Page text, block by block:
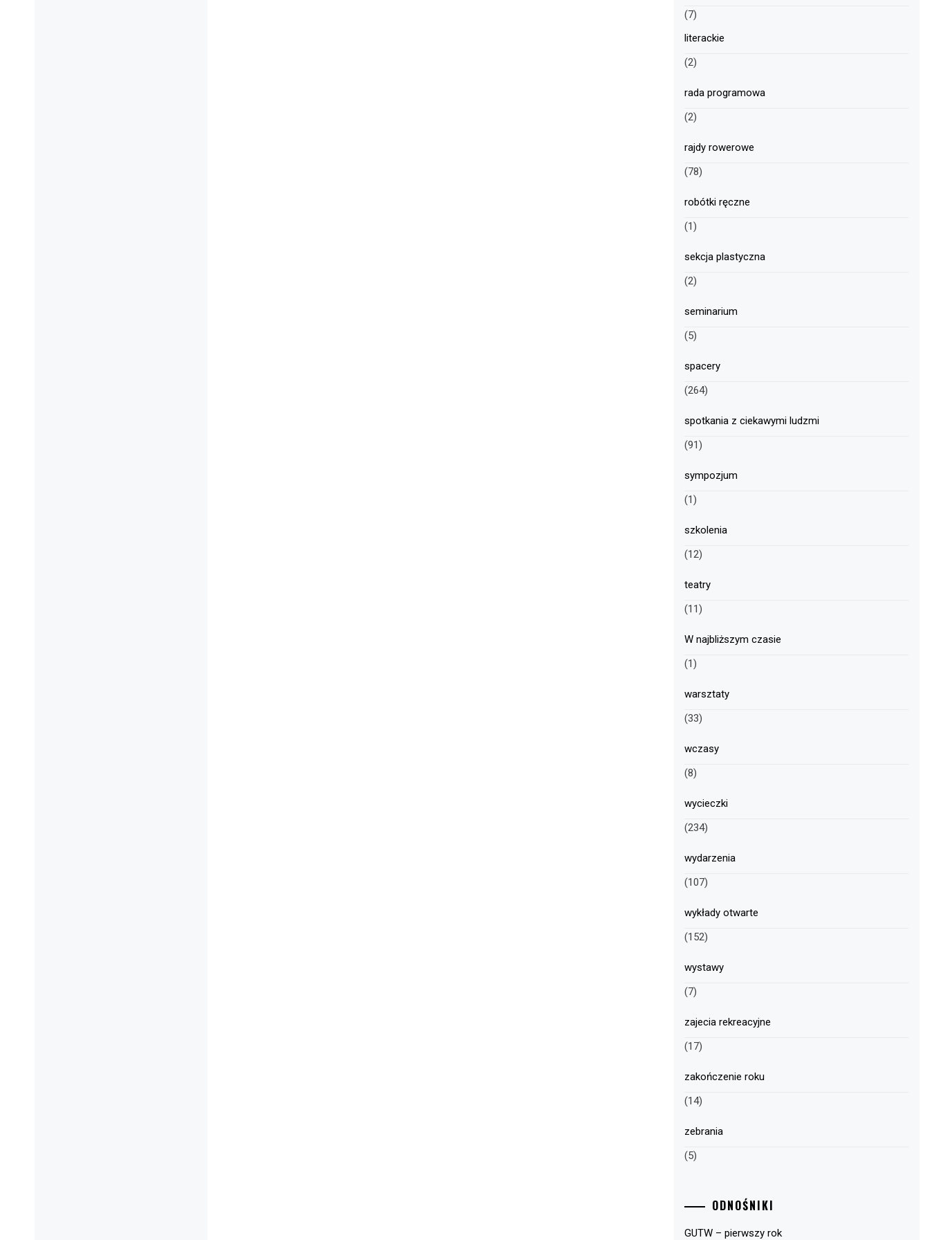
(7)
literackie
(2)
rada programowa
(2)
rajdy rowerowe
(78)
robótki ręczne
(1)
sekcja plastyczna
(2)
seminarium
(5)
spacery
(264)
spotkania z ciekawymi ludzmi
(91)
sympozjum
(1)
szkolenia
(12)
teatry
(11)
W najbliższym czasie
(1)
warsztaty
(33)
wczasy
(8)
wycieczki
(234)
wydarzenia
(107)
wykłady otwarte
(152)
wystawy
(7)
zajecia rekreacyjne
(17)
zakończenie roku
(14)
zebrania
(5)
ODNOŚNIKI
GUTW – pierwszy rok